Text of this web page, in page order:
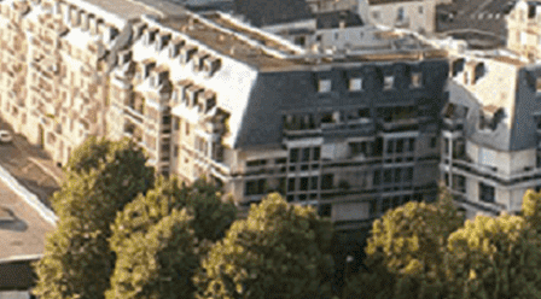
Exporter les lignes sélectionnées
Exporter toutes les colonnes
Exporter uniquement les colonnes affichées
Menu
<
>
- 🎁 Caen on aime, on partage
- 🎉 Les événements AVF
- Activités et Loisirs